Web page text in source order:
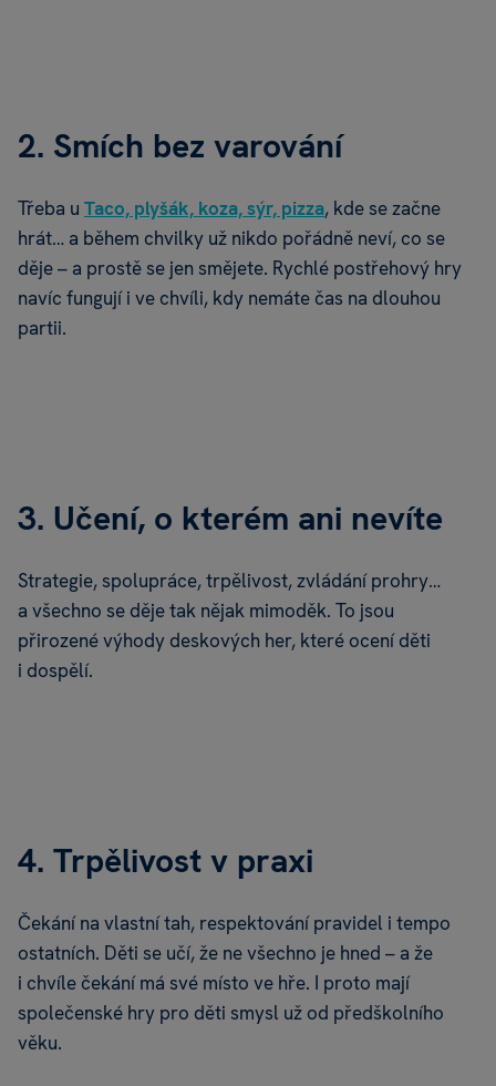
2. Smích bez varování
Třeba u Taco, plyšák, koza, sýr, pizza, kde se začne
hrát… a během chvilky už nikdo pořádně neví, co se
děje – a prostě se jen smějete. Rychlé postřehový hry
navíc fungují i ve chvíli, kdy nemáte čas na dlouhou
partii.
3. Učení, o kterém ani nevíte
Strategie, spolupráce, trpělivost, zvládání prohry…
a všechno se děje tak nějak mimoděk. To jsou
přirozené výhody deskových her, které ocení děti
i dospělí.
4. Trpělivost v praxi
Čekání na vlastní tah, respektování pravidel i tempo
ostatních. Děti se učí, že ne všechno je hned – a že
i chvíle čekání má své místo ve hře. I proto mají
společenské hry pro děti smysl už od předškolního
věku.